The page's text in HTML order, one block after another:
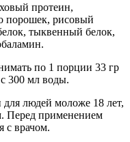
протеин,
порошек, рисовый
тыквенный белок,
по 1 порции 33 гр
300 мл воды.
людей моложе 18 лет,
Перед применением
с врачом.